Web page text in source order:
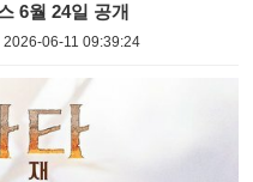
6월 24일 공개
2026-06-11 09:39:24